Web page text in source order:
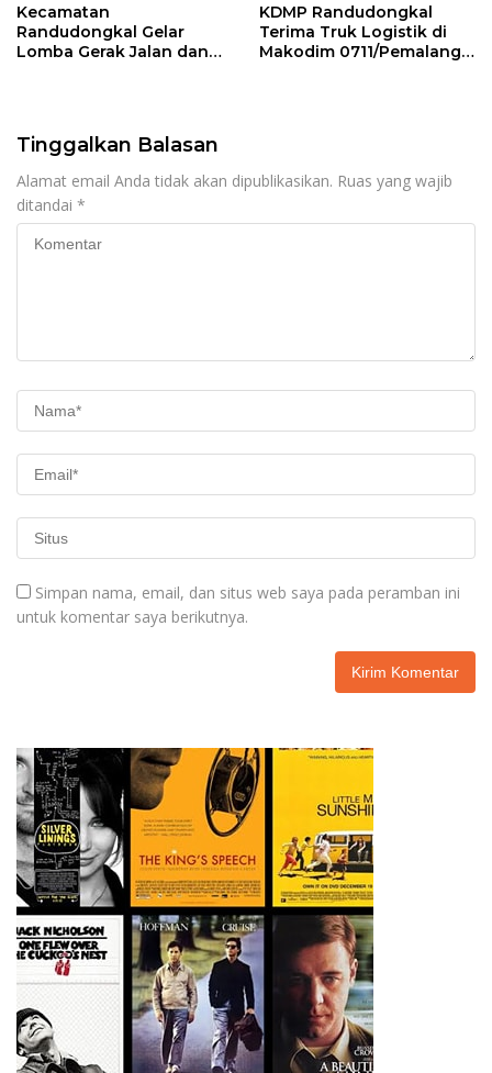
Kecamatan
Randudongkal Gelar
Lomba Gerak Jalan dan
KDMP Randudongkal
Terima Truk Logistik di
Makodim 0711/Pemalang
Tinggalkan Balasan
Alamat email Anda tidak akan dipublikasikan. Ruas yang wajib
ditandai *
Simpan nama, email, dan situs web saya pada peramban ini
untuk komentar saya berikutnya.